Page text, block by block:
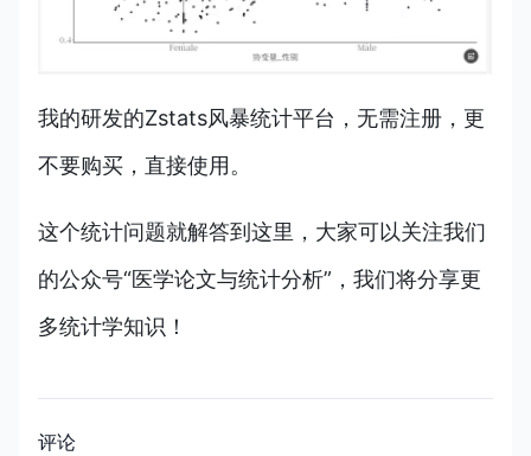
我的研发的Zstats风暴统计平台，无需注册，更
不要购买，直接使用。
这个统计问题就解答到这里，大家可以关注我们
的公众号“医学论文与统计分析”，我们将分享更
多统计学知识！
评论